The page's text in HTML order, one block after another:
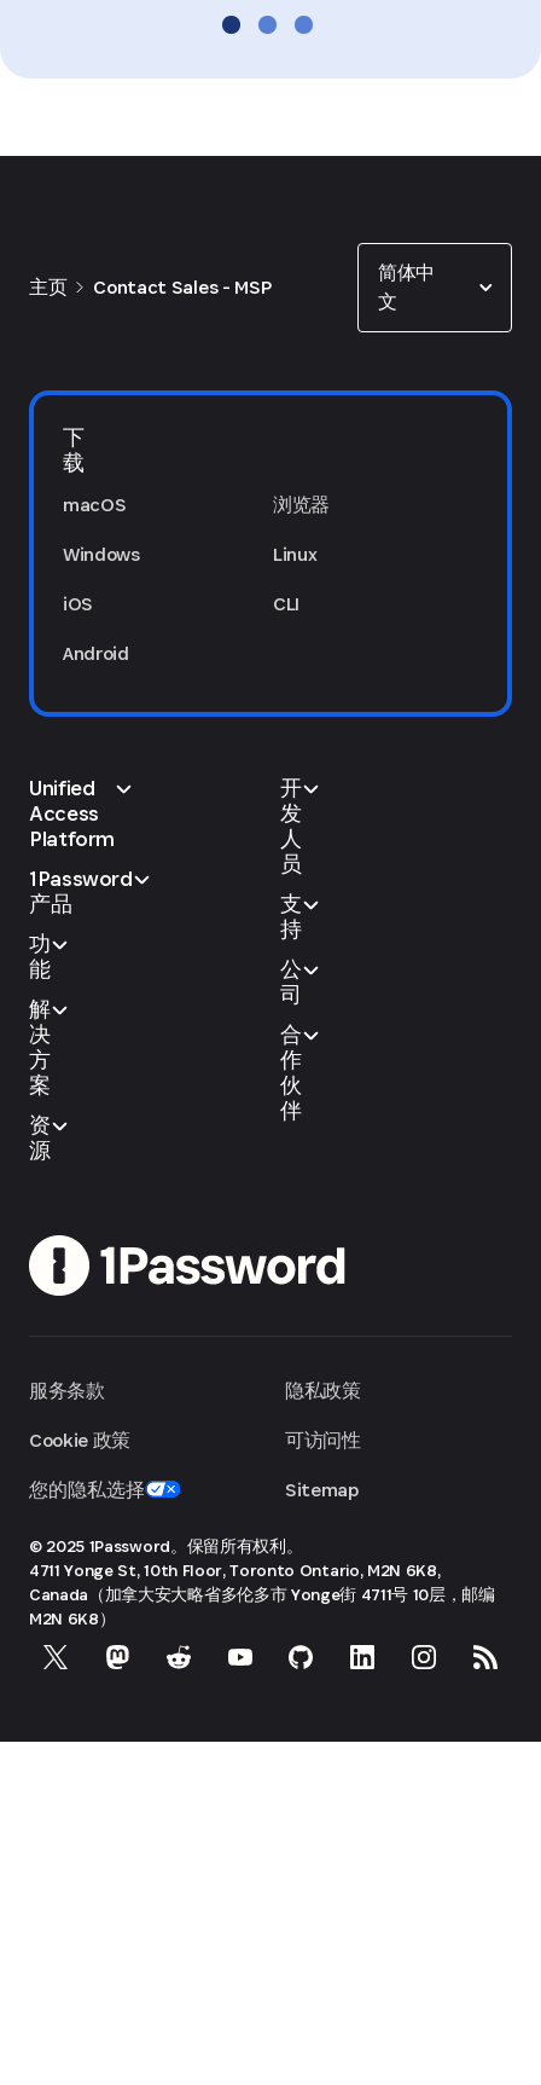
主页 Contact Sales - MSP
简体中
文
Show options
下
载
macOS
Windows
iOS
Android
浏览器
Linux
CLI
Unified
Access
Platform
1Password
产品
功
能
解
决
方
案
资
源
开
发
人
员
支
持
公
司
合
作
伙
伴
服务条款
Cookie 政策
您的隐私选择
隐私政策
可访问性
Sitemap
© 2025 1Password。保留所有权利。
4711 Yonge St, 10th Floor, Toronto Ontario, M2N 6K8,
Canada（加拿大安大略省多伦多市 Yonge街 4711号 10层，邮编
M2N 6K8）